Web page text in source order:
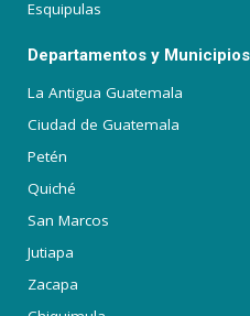
Esquipulas
Departamentos y
La Antigua Guatemala
Ciudad de Guatemala
Petén
Quiché
San Marcos
Jutiapa
Zacapa